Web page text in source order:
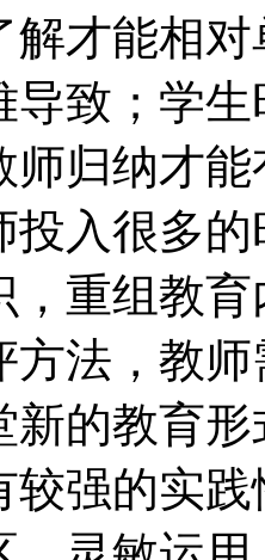
解才能相
导致；学
师归纳才
投入很多
，重组教
方法，教
新的教育
较强的实